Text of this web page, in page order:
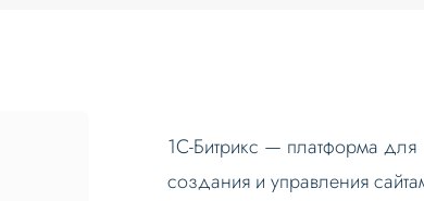
1С-Битрикс — платформа для
создания и управления